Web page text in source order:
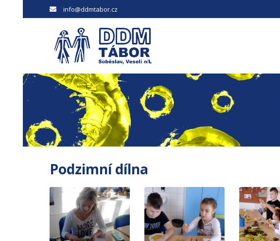
info@ddmtabor.cz
Podzimní dílna